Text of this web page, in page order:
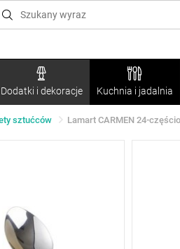
Dodatki i dekoracje Kuchnia i jadalnia
sztućców Lamart CARMEN 24-